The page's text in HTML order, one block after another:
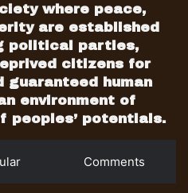
where peace,
are established
political parties,
citizens for
human
environment of
peoples’ potentials.
Comments